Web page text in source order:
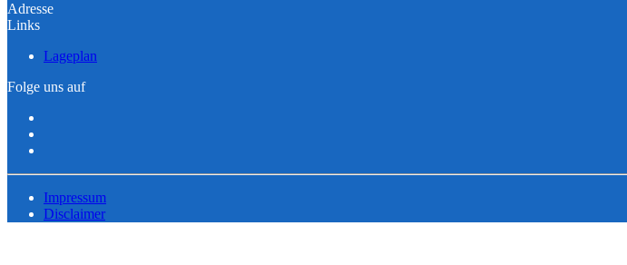
Adresse
Links
Lageplan
Folge uns auf
Impressum
Disclaimer